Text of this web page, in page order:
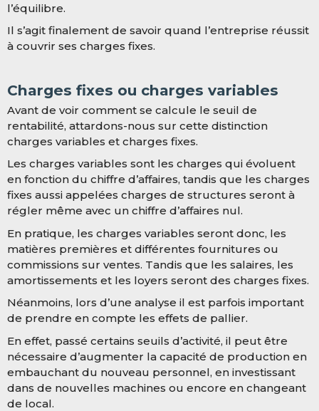
l’équilibre.
Il s’agit finalement de savoir quand l’entreprise réussit
à couvrir ses charges fixes.
Charges fixes ou charges variables
Avant de voir comment se calcule le seuil de
rentabilité, attardons-nous sur cette distinction
charges variables et charges fixes.
Les charges variables sont les charges qui évoluent
en fonction du chiffre d’affaires, tandis que les charges
fixes aussi appelées charges de structures seront à
régler même avec un chiffre d’affaires nul.
En pratique, les charges variables seront donc, les
matières premières et différentes fournitures ou
commissions sur ventes. Tandis que les salaires, les
amortissements et les loyers seront des charges fixes.
Néanmoins, lors d’une analyse il est parfois important
de prendre en compte les effets de pallier.
En effet, passé certains seuils d’activité, il peut être
nécessaire d’augmenter la capacité de production en
embauchant du nouveau personnel, en investissant
dans de nouvelles machines ou encore en changeant
de local.